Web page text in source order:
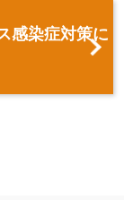
感染症対策に